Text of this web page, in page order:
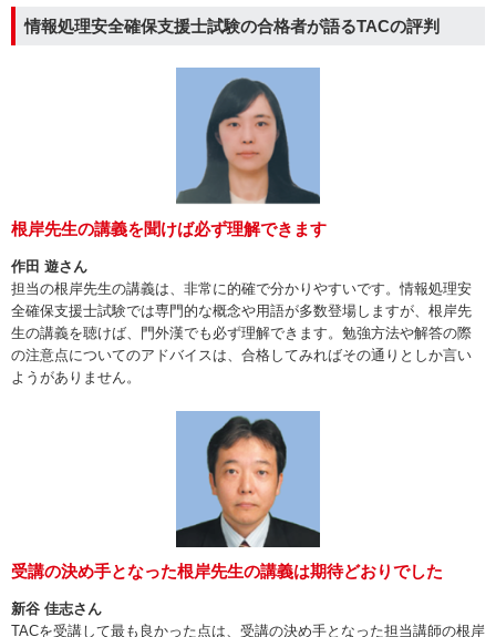
情報処理安全確保支援士試験の合格者が語るTACの評判
根岸先生の講義を聞けば必ず理解できます
作田 遊さん
担当の根岸先生の講義は、非常に的確で分かりやすいです。情報処理安
全確保支援士試験では専門的な概念や用語が多数登場しますが、根岸先
生の講義を聴けば、門外漢でも必ず理解できます。勉強方法や解答の際
の注意点についてのアドバイスは、合格してみればその通りとしか言い
ようがありません。
受講の決め手となった根岸先生の講義は期待どおりでした
新谷 佳志さん
TACを受講して最も良かった点は、受講の決め手となった担当講師の根岸